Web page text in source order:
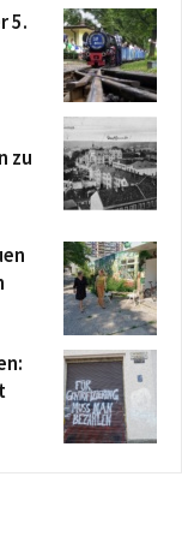
5.
zu